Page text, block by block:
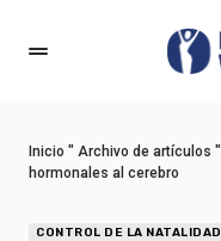
Inicio " Archivo de artículos "
hormonales al cerebro
CONTROL DE LA NATALIDAD